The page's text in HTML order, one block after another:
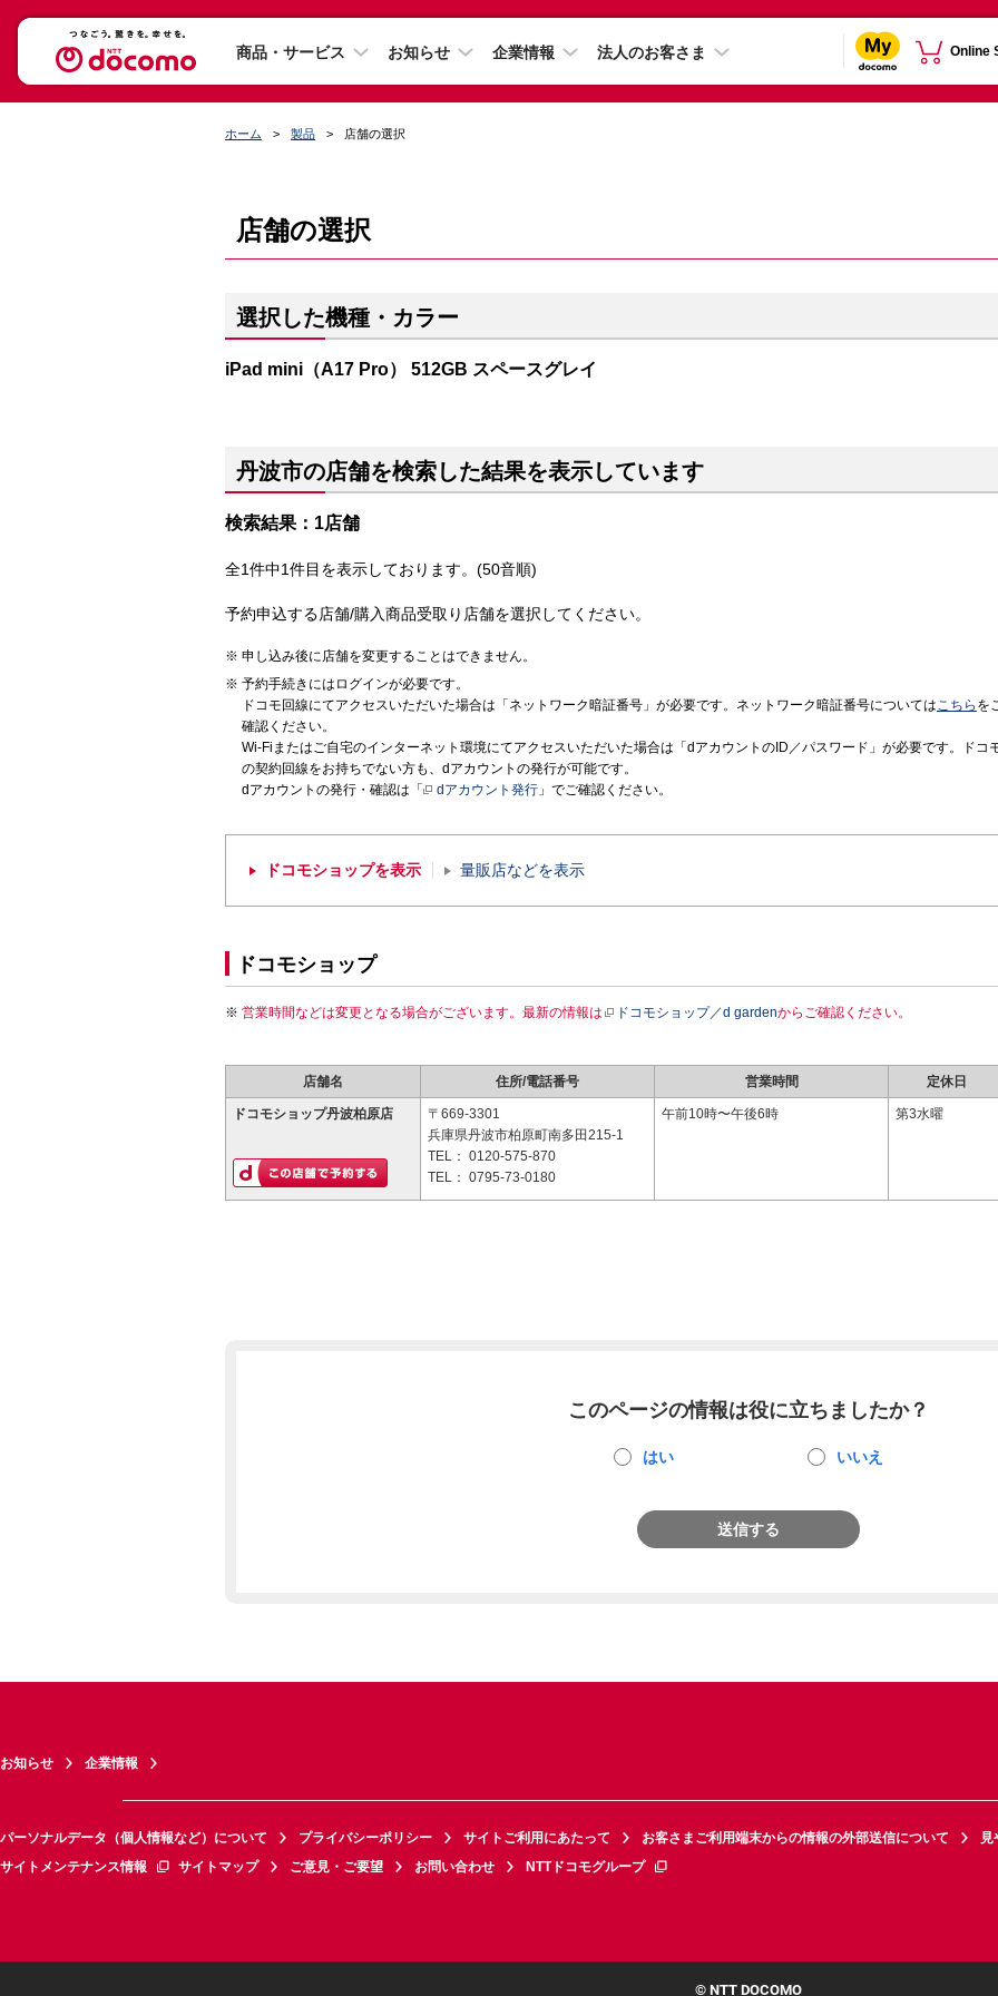
商品・サービス お知らせ 企業情報 法人のお客さま Online
ホーム 製品 店舗の選択
店舗の選択
選択した機種・カラー
iPad mini（A17 Pro） 512GB スペースグレイ
丹波市の店舗を検索した結果を表示しています
検索結果：1店舗
全1件中1件目を表示しております。(50音順)
予約申込する店舗/購入商品受取り店舗を選択してください。
申し込み後に店舗を変更することはできません。
予約手続きにはログインが必要です。
ドコモ回線にてアクセスいただいた場合は「ネットワーク暗証番号」が必要です。ネットワーク暗証番号についてはこちら を
確認ください。
Wi-Fiまたはご自宅のインターネット環境にてアクセスいただいた場合は「dアカウントのID／パスワード」が必要です。ドコ
の契約回線をお持ちでない方も、dアカウントの発行が可能です。
dアカウントの発行・確認は「
dアカウント発行 」でご確認ください。
ドコモショップを表示 量販店などを表示
ドコモショップ
営業時間などは変更となる場合がございます。最新の情報は ドコモショップ／d gardenからご確認ください。
店舗名 住所/電話番号 営業時間 定休日
ドコモショップ丹波柏原店
〒669-3301
兵庫県丹波市柏原町南多田215-1
TEL： 0120-575-870
TEL： 0795-73-0180
午前10時〜午後6時 第3水曜
このページの情報は役に立ちましたか？
はい いいえ
送信する
お知らせ 企業情報
パーソナルデータ（個人情報など）について プライバシーポリシー サイトご利用にあたって お客さまご利用端末からの情報の外部送信について
見
サイトメンテナンス情報
サイトマップ ご意見・ご要望 お問い合わせ NTTドコモグループ
© NTT DOCOMO